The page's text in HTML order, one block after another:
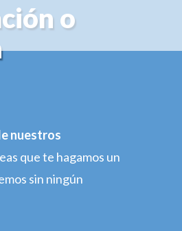
o
nuestros
que te hagamos un
sin ningún